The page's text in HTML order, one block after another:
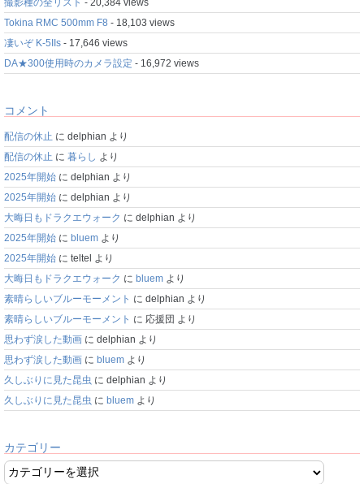
Tokina RMC 500mm F8 - 18,103 views
凄いぞ K-5IIs - 17,646 views
DA★300使用時のカメラ設定 - 16,972 views
コメント
配信の休止 に delphian より
配信の休止 に 暮らし より
2025年開始 に delphian より
2025年開始 に delphian より
大晦日もドラクエウォーク に delphian より
2025年開始 に bluem より
2025年開始 に teltel より
大晦日もドラクエウォーク に bluem より
素晴らしいブルーモーメント に delphian より
素晴らしいブルーモーメント に 応援団 より
思わず涙した動画 に delphian より
思わず涙した動画 に bluem より
久しぶりに見た昆虫 に delphian より
久しぶりに見た昆虫 に bluem より
カテゴリー